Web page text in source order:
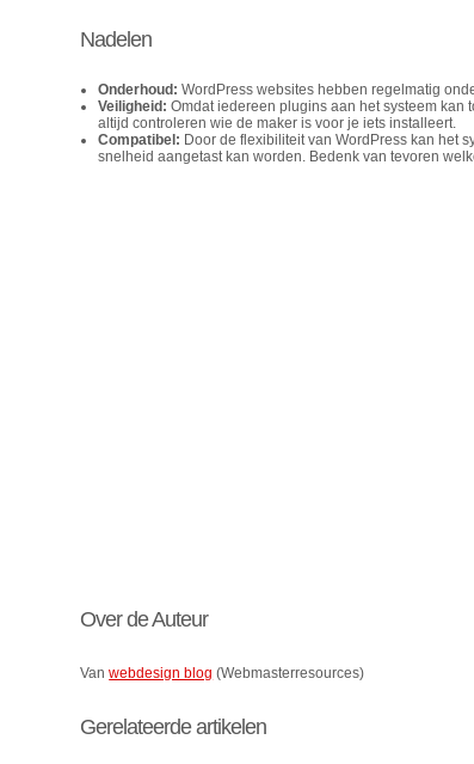
Nadelen
Onderhoud: WordPress websites hebben regelmatig
Veiligheid: Omdat iedereen plugins aan het systeem kan
altijd controleren wie de maker is voor je iets installeert.
Compatibel: Door de flexibiliteit van WordPress kan het
snelheid aangetast kan worden. Bedenk van tevoren
Over de Auteur
Vanwebdesign blog (Webmasterresources)
Gerelateerde artikelen